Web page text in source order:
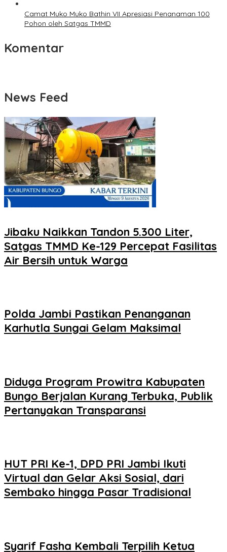
Camat Muko Muko Bathin VII Apresiasi Penanaman 100
Pohon oleh Satgas TMMD
Komentar
News Feed
Jibaku Naikkan Tandon 5.300 Liter,
Satgas TMMD Ke-129 Percepat Fasilitas
Air Bersih untuk Warga
Polda Jambi Pastikan Penanganan
Karhutla Sungai Gelam Maksimal
Diduga Program Prowitra Kabupaten
Bungo Berjalan Kurang Terbuka, Publik
Pertanyakan Transparansi
HUT PRI Ke-1, DPD PRI Jambi Ikuti
Virtual dan Gelar Aksi Sosial, dari
Sembako hingga Pasar Tradisional
Syarif Fasha Kembali Terpilih Ketua